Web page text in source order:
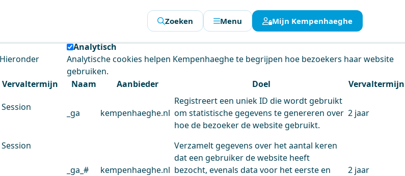
en het gebruiksgemak te verbeteren.
Vervaltermijn
Session
Session
Analytisch
Analytische cookies helpen Kempenhaeghe te begrijpen hoe bezoekers haar website
gebruiken.
Naam
Aanbieder Doel Vervaltermijn
_ga kempenhaeghe.nl
Registreert een uniek ID die wordt gebruikt
om statistische gegevens te genereren over
hoe de bezoeker de website gebruikt.
2 jaar
_ga_# kempenhaeghe.nl
Verzamelt gegevens over het aantal keren
dat een gebruiker de website heeft
bezocht, evenals data voor het eerste en
2 jaar
Zoeken Menu Mijn Kempenhaeghe